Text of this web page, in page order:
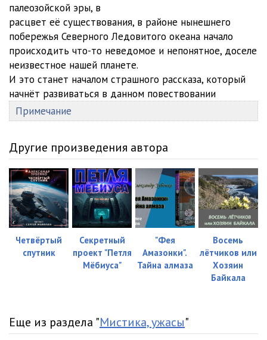
палеозойской эры, в
расцвет её существования, в районе нынешнего
побережья Северного Ледовитого океана начало
происходить что-то неведомое и непонятное, доселе
неизвестное нашей планете.
И это станет началом страшного рассказа, который
начнёт развиваться в данном повествовании
Примечание
Другие произведения автора
Четвёртый
спутник
Секретный
проект "Петля
Мёбиуса"
"Фея
Амазонки".
Тайна алмаза
Восемь
лётчиков или
Хозяин
Байкала
Еще из раздела "Мистика, ужасы"